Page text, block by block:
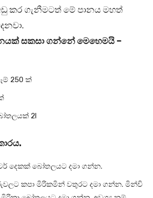
කර ගැනීමටත් මේ පානය මහත්
සකසා ගන්නේ මෙහෙමයි –
250 ක්
2l
දෙකක් බෝතලයට දමා ගන්න.
කපා මිරිකමින් වතුරට දමා ගන්න. මින්චි